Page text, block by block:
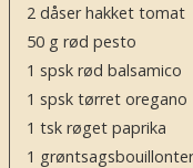
2 dåser hakket tomat
50 g rød pesto
1 spsk rød balsamico
1 spsk tørret oregano
1 tsk røget paprika
1